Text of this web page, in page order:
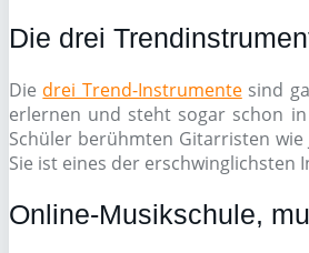
Die drei
Die drei Trend-Instrumentesind
erlernen und steht sogar schon
Schüler berühmten Gitarristen wie
Sie ist eines der
Online-Musikschule,